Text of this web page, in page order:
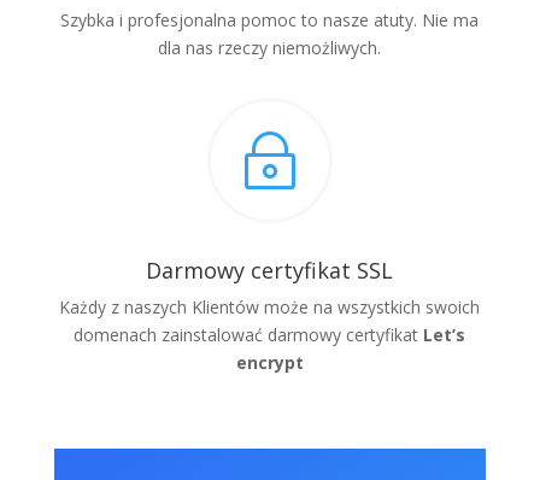
Szybka i profesjonalna pomoc to nasze atuty. Nie ma
dla nas rzeczy niemożliwych.
~
Darmowy certyfikat SSL
Każdy z naszych Klientów może na wszystkich swoich
domenach zainstalować darmowy certyfikat Let’s
encrypt